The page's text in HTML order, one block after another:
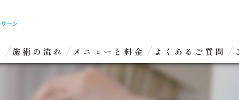
施術の流れ メニューと料金
リラクゼーションマッサージ
よくあるご質問